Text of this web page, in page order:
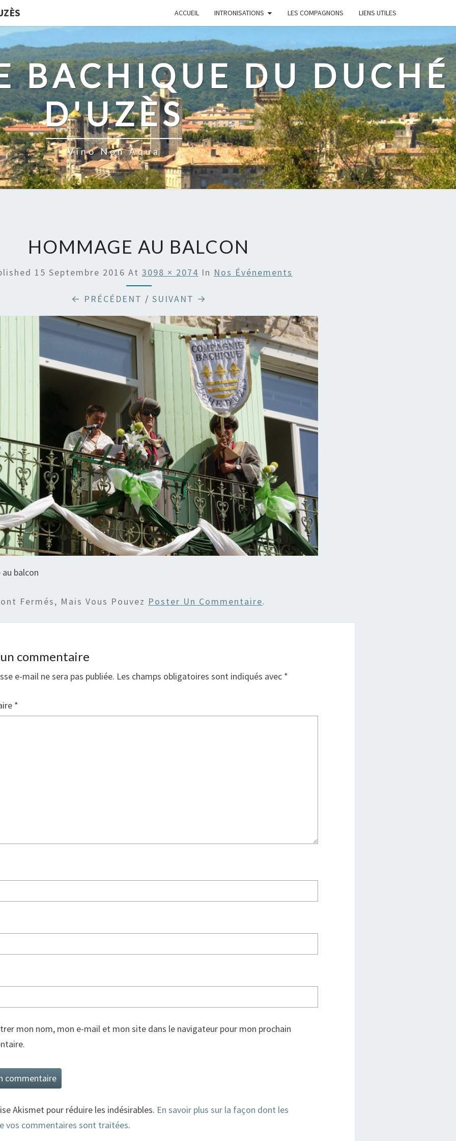
ACCUEIL INTRONISATIONS LES COMPAGNONS LIENS UTILES
BACHIQUE DU DUCHÉ
D'UZÈS
Vino Non Aqua
HOMMAGE AU BALCON
15 Septembre 2016 At 3098 × 2074 In Nos Événements
← PRÉCÉDENT / SUIVANT →
balcon
Fermés, Mais Vous Pouvez Poster Un Commentaire.
commentaire
e-mail ne sera pas publiée. Les champs obligatoires sont indiqués avec *
*
mon nom, mon e-mail et mon site dans le navigateur pour mon prochain
Akismet pour réduire les indésirables. En savoir plus sur la façon dont les
vos commentaires sont traitées.